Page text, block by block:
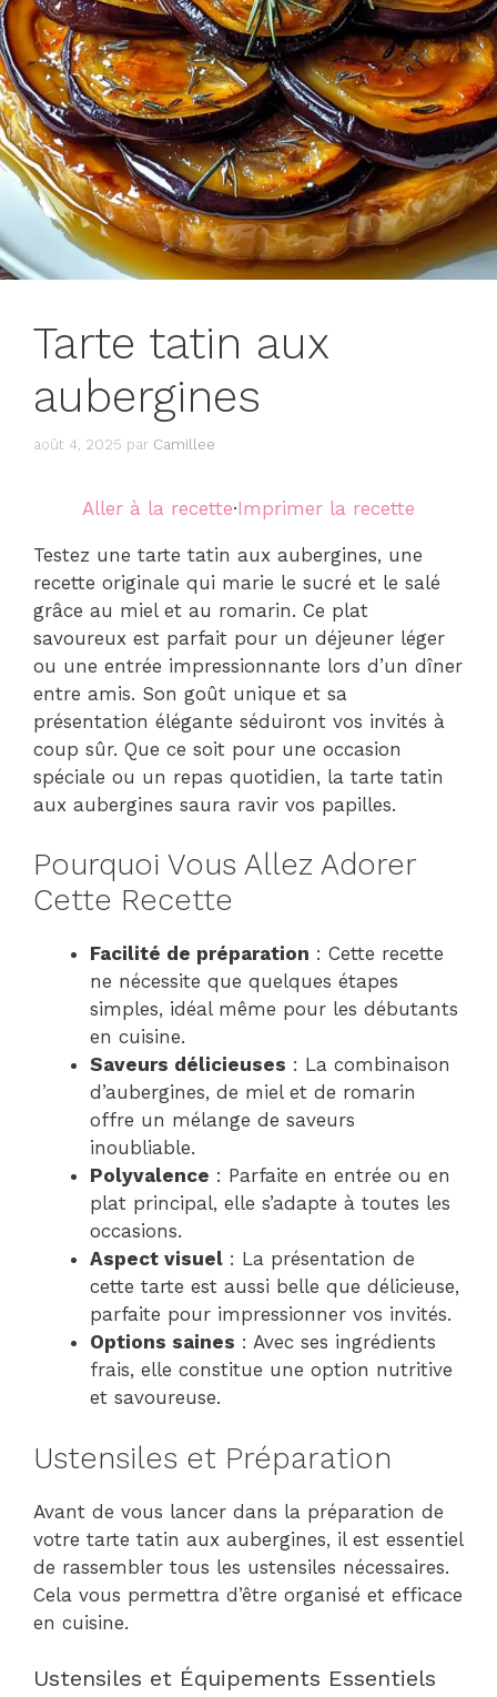
Tarte tatin aux
aubergines
août 4, 2025 par Camillee
Aller à la recette·Imprimer la recette
Testez une tarte tatin aux aubergines, une
recette originale qui marie le sucré et le salé
grâce au miel et au romarin. Ce plat
savoureux est parfait pour un déjeuner léger
ou une entrée impressionnante lors d’un dîner
entre amis. Son goût unique et sa
présentation élégante séduiront vos invités à
coup sûr. Que ce soit pour une occasion
spéciale ou un repas quotidien, la tarte tatin
aux aubergines saura ravir vos papilles.
Pourquoi Vous Allez Adorer
Cette Recette
Facilité de préparation : Cette recette
ne nécessite que quelques étapes
simples, idéal même pour les débutants
en cuisine.
Saveurs délicieuses : La combinaison
d’aubergines, de miel et de romarin
offre un mélange de saveurs
inoubliable.
Polyvalence : Parfaite en entrée ou en
plat principal, elle s’adapte à toutes les
occasions.
Aspect visuel : La présentation de
cette tarte est aussi belle que délicieuse,
parfaite pour impressionner vos invités.
Options saines : Avec ses ingrédients
frais, elle constitue une option nutritive
et savoureuse.
Ustensiles et Préparation
Avant de vous lancer dans la préparation de
votre tarte tatin aux aubergines, il est essentiel
de rassembler tous les ustensiles nécessaires.
Cela vous permettra d’être organisé et efficace
en cuisine.
Ustensiles et Équipements Essentiels